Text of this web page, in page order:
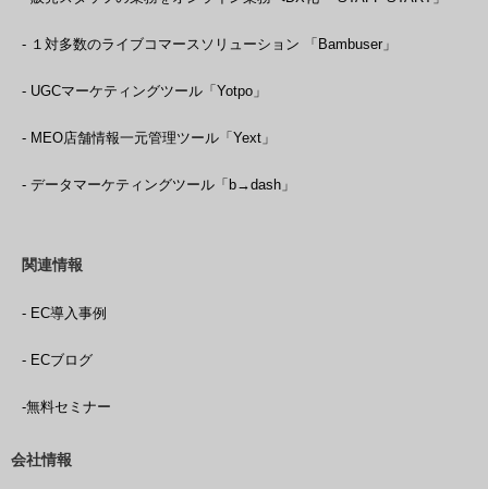
- １対多数のライブコマースソリューション 「Bambuser」
- UGCマーケティングツール「Yotpo」
- MEO店舗情報一元管理ツール「Yext」
- データマーケティングツール「b→dash」
関連情報
- EC導入事例
- ECブログ
-無料セミナー
会社情報